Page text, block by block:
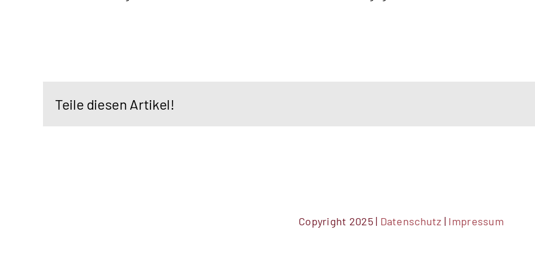
Teile diesen Artikel!
Copyright 2025 | Datenschutz | Impressum